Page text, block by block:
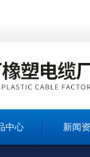
中心 新闻